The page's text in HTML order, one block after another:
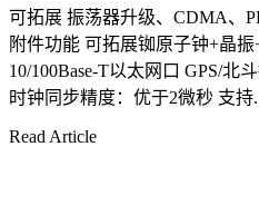
可拓展 振荡器升级、CDMA、
附件功能 可拓展铷原子钟+晶
10/100Base-T以太网口 GPS/北
时钟同步精度：优于2微秒 支持
Read Article